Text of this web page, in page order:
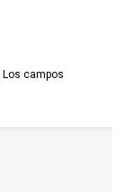
Los campos